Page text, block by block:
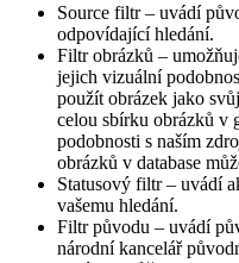
Source filtr – uvádí
odpovídající hledání.
Filtr obrázků –
jejich vizuální
použít obrázek jako
celou sbírku obrázků v
podobnosti s naším
obrázků v database
Statusový filtr – uvádí
vašemu hledání.
Filtr původu – uvádí
národní kancelář